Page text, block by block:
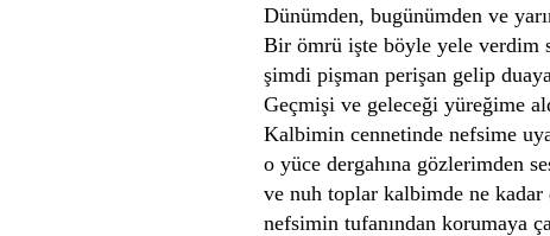
Dünümden, bugünümden ve
Bir ömrü işte böyle yele verdim
şimdi pişman perişan gelip
Geçmişi ve geleceği yüreğime
Kalbimin cennetinde nefsime
o yüce dergahına gözlerimden
ve nuh toplar kalbimde ne kadar
nefsimin tufanından korumaya